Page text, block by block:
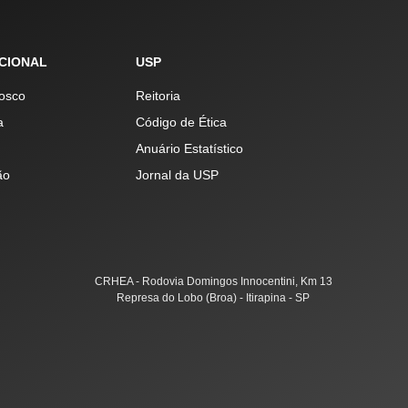
USP
Reitoria
Código de Ética
Anuário Estatístico
Jornal da USP
CRHEA - Rodovia Domingos Innocentini, Km 13
Represa do Lobo (Broa) - Itirapina - SP